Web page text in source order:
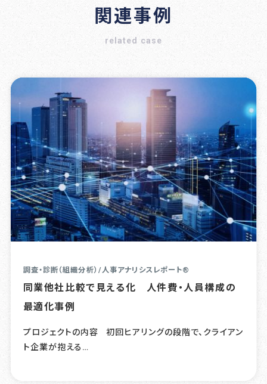
関連事例
related case
調査・診断（組織分析） /人事アナリシスレポート®
同業他社比較で見える化 人件費・人員構成の
最適化事例
プロジェクトの内容 初回ヒアリングの段階で、クライアン
ト企業が抱える…